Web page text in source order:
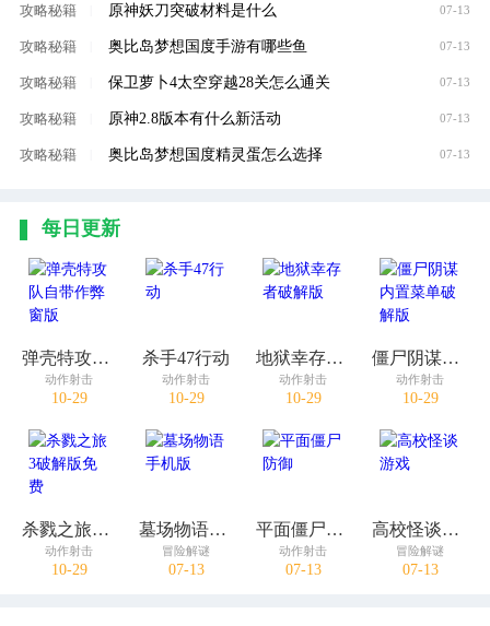
攻略秘籍 原神妖刀突破材料是什么 07-13
攻略秘籍 奥比岛梦想国度手游有哪些鱼 07-13
攻略秘籍 保卫萝卜4太空穿越28关怎么通关 07-13
攻略秘籍 原神2.8版本有什么新活动 07-13
攻略秘籍 奥比岛梦想国度精灵蛋怎么选择 07-13
每日更新
弹壳特攻队自带作弊窗版
动作射击
10-29
杀手47行动
动作射击
10-29
地狱幸存者破解版
动作射击
10-29
僵尸阴谋内置菜单破解版
动作射击
10-29
杀戮之旅3破解版免费
动作射击
10-29
墓场物语手机版
冒险解谜
07-13
平面僵尸防御
动作射击
07-13
高校怪谈游戏
冒险解谜
07-13